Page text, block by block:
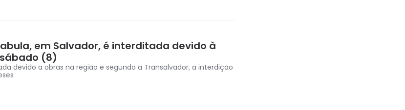
em Salvador, é interditada devido à
(8)
devido a obras na região e segundo a Transalvador, a interdição